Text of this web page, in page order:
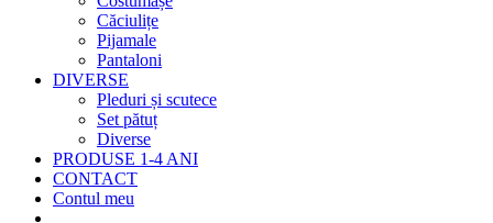
Căciulițe
Pijamale
Pantaloni
DIVERSE
Pleduri și scutece
Set pătuț
Diverse
PRODUSE 1-4 ANI
CONTACT
Contul meu